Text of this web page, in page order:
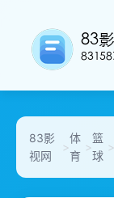
83影
视网
>
体
育
>
篮
球
>